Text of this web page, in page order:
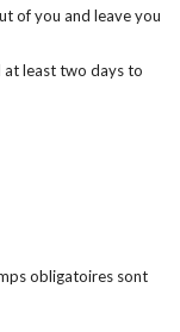
of you and leave you
at least two days to
obligatoires sont